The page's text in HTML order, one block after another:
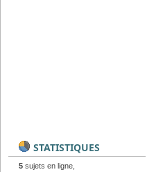
STATISTIQUES
5 sujets en ligne,